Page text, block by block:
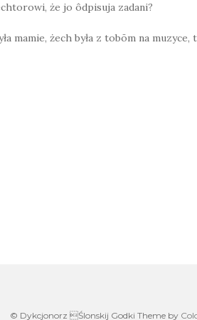
że jo ôdpisuja zadani?
mamie, żech była z tobōm na
© Dykcjonorz Ślonskij Godki Theme by